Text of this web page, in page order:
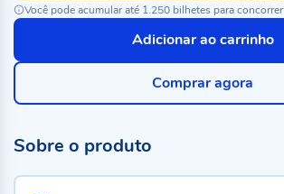
Você pode acumular até 1.250 bilhetes para concorrer
Adicionar ao carrinho
Comprar agora
Sobre o produto